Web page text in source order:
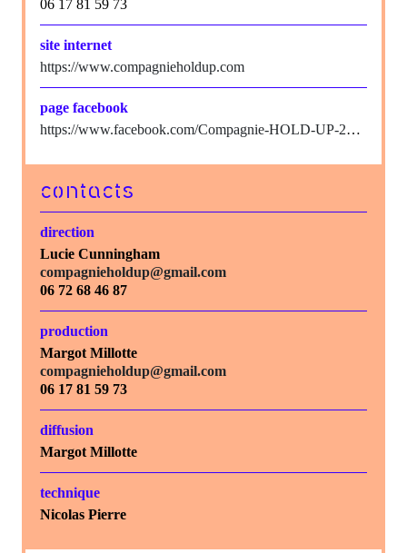
06 17 81 59 73
site internet
https://www.compagnieholdup.com
page facebook
https://www.facebook.com/Compagnie-HOLD-UP-2028683557400563/
contacts
direction
Lucie Cunningham
compagnieholdup@gmail.com
06 72 68 46 87
production
Margot Millotte
compagnieholdup@gmail.com
06 17 81 59 73
diffusion
Margot Millotte
technique
Nicolas Pierre